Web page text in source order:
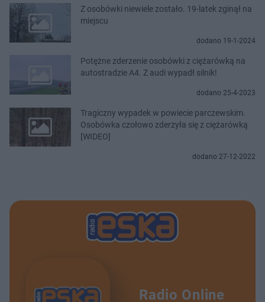
Z osobówki niewiele zostało. 19-latek zginął na
miejscu
dodano 19-1-2024
Potężne zderzenie osobówki z ciężarówką na
autostradzie A4. Z audi wypadł silnik!
dodano 25-4-2023
Tragiczny wypadek w powiecie parczewskim.
Osobówka czołowo zderzyła się z ciężarówką
[WIDEO]
dodano 27-12-2022
Radio Online